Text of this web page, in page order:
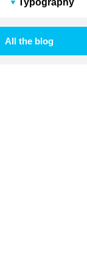
Typography
All the blog